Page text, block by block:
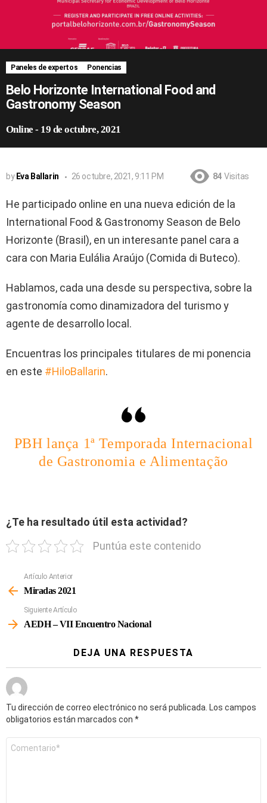
Paneles de expertos Ponencias
Belo Horizonte International Food and
Gastronomy Season
Online - 19 de octubre, 2021
by Eva Ballarin 26 octubre, 2021, 9:11 PM 84 Visitas
He participado online en una nueva edición de la
International Food & Gastronomy Season de Belo
Horizonte (Brasil), en un interesante panel cara a
cara con Maria Eulália Araújo (Comida di Buteco).
Hablamos, cada una desde su perspectiva, sobre la
gastronomía como dinamizadora del turismo y
agente de desarrollo local.
Encuentras los principales titulares de mi ponencia
en este #HiloBallarin.
PBH lança 1ª Temporada Internacional
de Gastronomia e Alimentação
¿Te ha resultado útil esta actividad?
Puntúa este contenido
Más
Artículo Anterior
Miradas 2021
Siguiente Artículo
AEDH – VII Encuentro Nacional
DEJA UNA RESPUESTA
Tu dirección de correo electrónico no será publicada. Los campos
obligatorios están marcados con *